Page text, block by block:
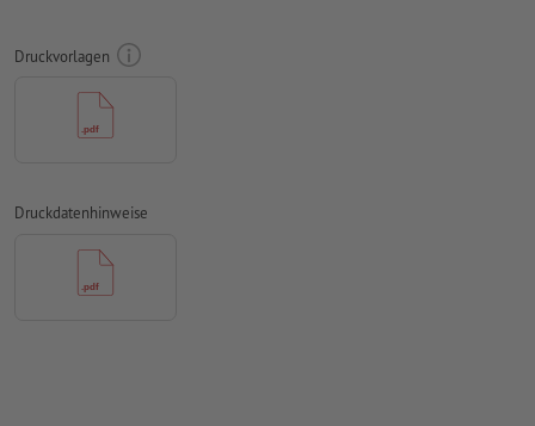
Rechtschreib- und Satzfehler
Überdruckeneinstellungen
Kommentare
Wie lege ich Druckdaten richtig an?
Druckvorlagen
Druckdatenhinweise